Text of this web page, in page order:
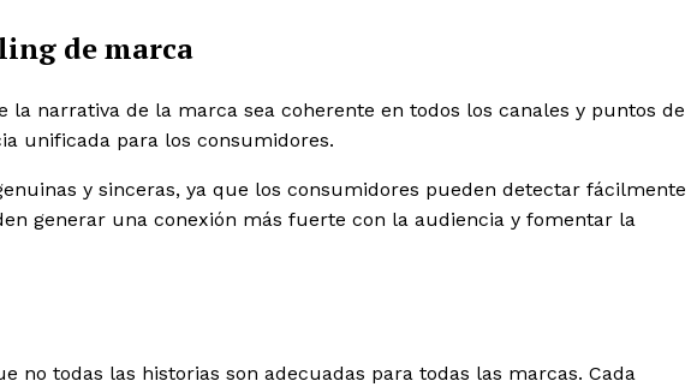
de marca
narrativa de la marca sea coherente en todos los canales y puntos de
unificada para los consumidores.
y sinceras, ya que los consumidores pueden detectar fácilmente
generar una conexión más fuerte con la audiencia y fomentar la
todas las historias son adecuadas para todas las marcas. Cada